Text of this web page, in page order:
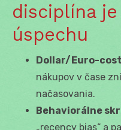
disciplína
úspechu
Dollar/Euro-
nákupov v čase
načasovania.
Behaviorálne
„recency bias“ a